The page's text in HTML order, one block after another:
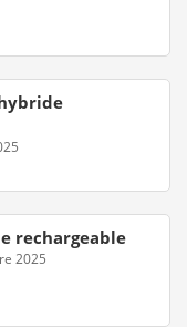
rechargeable
2025